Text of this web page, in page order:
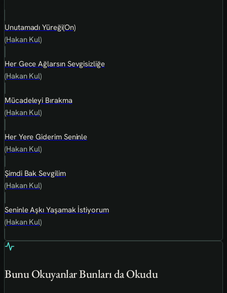
Unutamadı Yüreği(On)
(Hakan Kul)
Her Gece Ağlarsın Sevgisizliğe
(Hakan Kul)
Mücadeleyi Bırakma
(Hakan Kul)
Her Yere Giderim Seninle
(Hakan Kul)
Şimdi Bak Sevgilim
(Hakan Kul)
Seninle Aşkı Yaşamak İstiyorum
(Hakan Kul)
Bunu Okuyanlar Bunları da Okudu